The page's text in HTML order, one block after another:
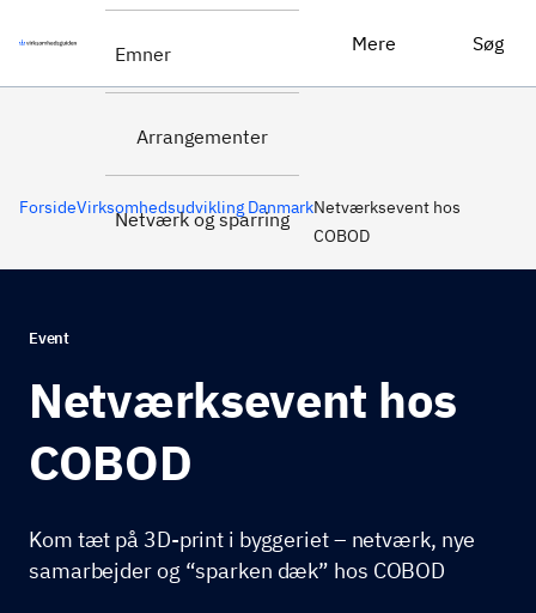
Emner
Arrangementer
Netværk og sparring
Mere Søg
Tilmeld dig her
ForsideVirksomhedsudvikling DanmarkNetværksevent hos
COBOD
Event
Netværksevent hos
COBOD
Kom tæt på 3D-print i byggeriet – netværk, nye
samarbejder og “sparken dæk” hos COBOD